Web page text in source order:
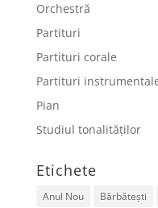
Orchestră
Partituri
Partituri corale
Partituri
Pian
Studiul tonalităților
Etichete
Anul Nou Bărbătești